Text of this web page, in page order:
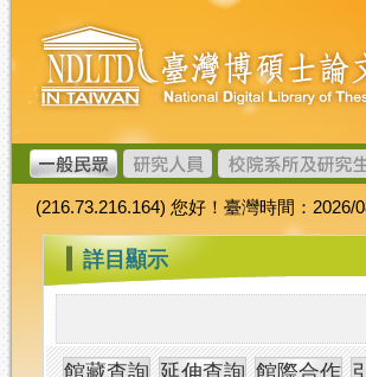
跳
到
主
要
內
容
臺
灣
博
碩
士
論
文
加
值
系
統
(216.73.216.164) 您好！臺灣時間：2026/
::: 詳目顯示